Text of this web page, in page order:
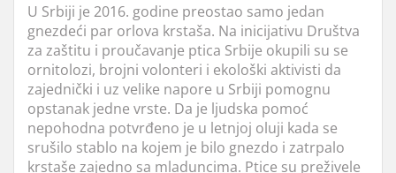
U Srbiji je 2016. godine preostao samo jedan
gnezdeći par orlova krstaša. Na inicijativu Društva
za zaštitu i proučavanje ptica Srbije okupili su se
ornitolozi, brojni volonteri i ekološki aktivisti da
zajednički i uz velike napore u Srbiji pomognu
opstanak jedne vrste. Da je ljudska pomoć
nepohodna potvrđeno je u letnjoj oluji kada se
srušilo stablo na kojem je bilo gnezdo i zatrpalo
krstaše zajedno sa mladuncima. Ptice su preživele